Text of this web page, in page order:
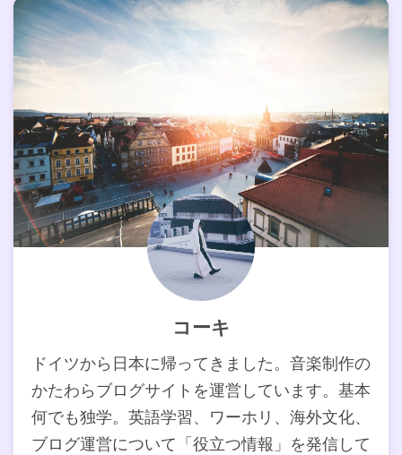
コーキ
ドイツから日本に帰ってきました。音楽制作の
かたわらブログサイトを運営しています。基本
何でも独学。英語学習、ワーホリ、海外文化、
ブログ運営について「役立つ情報」を発信して